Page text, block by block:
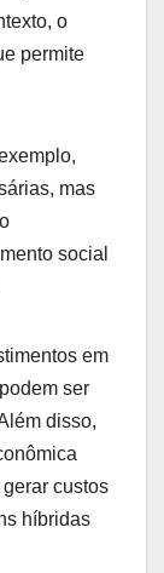
o
permite
mas
social
em
ser
disso,
custos
híbridas